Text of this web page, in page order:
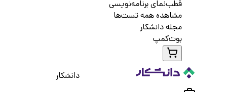
قطب‌نمای برنامه‌نویسی
مشاهده همه تست‌ها
مجله دانشکار
بوت‌کمپ
دانشکار